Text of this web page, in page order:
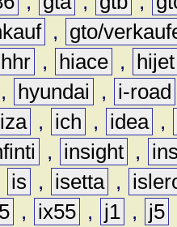
,
gto/
hhr , hiace ,
hijet
, hyundai ,
i-road
, ich , idea ,
, insight ,
is , isetta ,
, ix55 , j1 , j5